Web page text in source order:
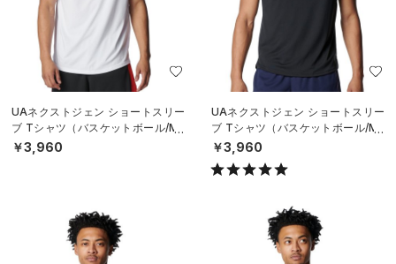
UAネクストジェン ショートスリー
ブ Tシャツ（バスケットボール/ME
N）
￥3,960
UAネクストジェン ショートスリー
ブ Tシャツ（バスケットボール/ME
N）
￥3,960